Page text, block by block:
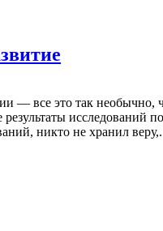
— все это так необычно,
исследований
никто не хранил